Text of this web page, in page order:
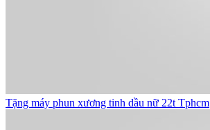
Tặng máy phun xương tinh dầu nữ 22t Tphcm